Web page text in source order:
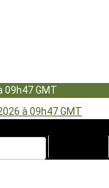
à 09h47 GMT
09h47 GMT